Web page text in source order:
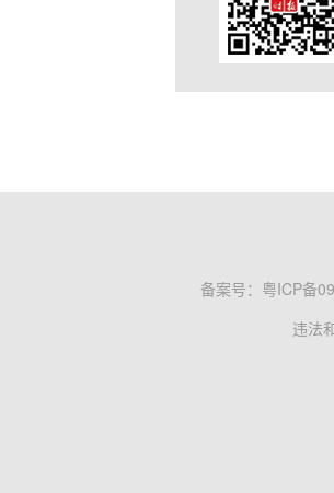
备案号： 粤ICP备
违法